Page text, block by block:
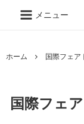
メニュー
ホーム 国際フェア
国際フェ